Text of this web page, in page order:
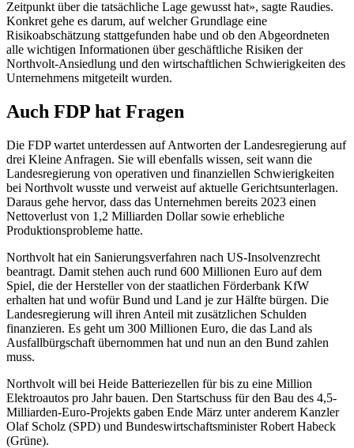
Zeitpunkt über die tatsächliche Lage gewusst hat», sagte Raudies.
Konkret gehe es darum, auf welcher Grundlage eine
Risikoabschätzung stattgefunden habe und ob den Abgeordneten
alle wichtigen Informationen über geschäftliche Risiken der
Northvolt-Ansiedlung und den wirtschaftlichen Schwierigkeiten des
Unternehmens mitgeteilt wurden.
Auch FDP hat Fragen
Die FDP wartet unterdessen auf Antworten der Landesregierung auf
drei Kleine Anfragen. Sie will ebenfalls wissen, seit wann die
Landesregierung von operativen und finanziellen Schwierigkeiten
bei Northvolt wusste und verweist auf aktuelle Gerichtsunterlagen.
Daraus gehe hervor, dass das Unternehmen bereits 2023 einen
Nettoverlust von 1,2 Milliarden Dollar sowie erhebliche
Produktionsprobleme hatte.
Northvolt hat ein Sanierungsverfahren nach US-Insolvenzrecht
beantragt. Damit stehen auch rund 600 Millionen Euro auf dem
Spiel, die der Hersteller von der staatlichen Förderbank KfW
erhalten hat und wofür Bund und Land je zur Hälfte bürgen. Die
Landesregierung will ihren Anteil mit zusätzlichen Schulden
finanzieren. Es geht um 300 Millionen Euro, die das Land als
Ausfallbürgschaft übernommen hat und nun an den Bund zahlen
muss.
Northvolt will bei Heide Batteriezellen für bis zu eine Million
Elektroautos pro Jahr bauen. Den Startschuss für den Bau des 4,5-
Milliarden-Euro-Projekts gaben Ende März unter anderem Kanzler
Olaf Scholz (SPD) und Bundeswirtschaftsminister Robert Habeck
(Grüne).